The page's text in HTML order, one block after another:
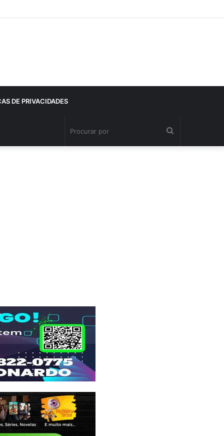
DE PRIVACIDADES